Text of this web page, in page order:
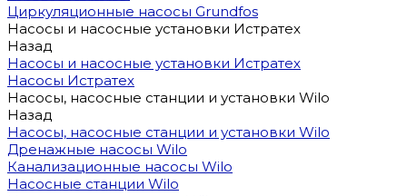
Циркуляционные насосы Grundfos
Насосы и насосные установки Истратех
Назад
Насосы и насосные установки Истратех
Насосы Истратех
Насосы, насосные станции и установки Wilo
Назад
Насосы, насосные станции и установки Wilo
Дренажные насосы Wilo
Канализационные насосы Wilo
Насосные станции Wilo